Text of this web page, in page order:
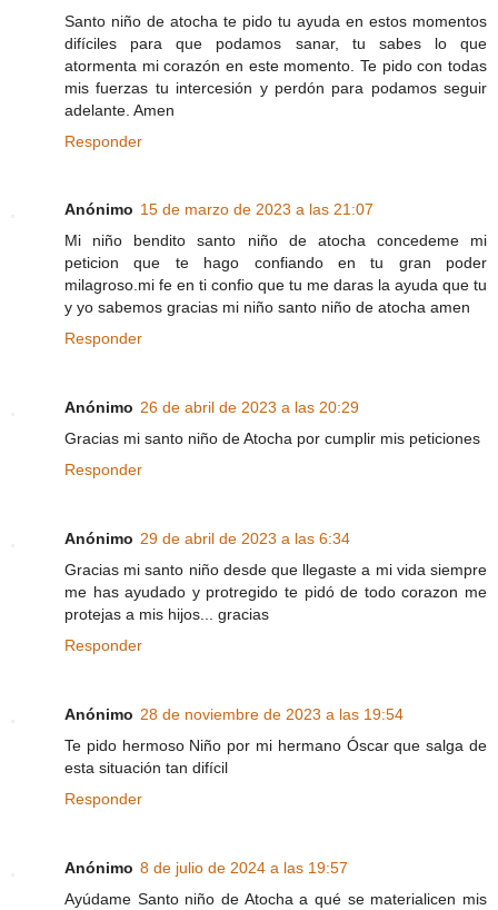
Santo niño de atocha te pido tu ayuda en estos momentos
difíciles para que podamos sanar, tu sabes lo que
atormenta mi corazón en este momento. Te pido con todas
mis fuerzas tu intercesión y perdón para podamos seguir
adelante. Amen
Responder
Anónimo 15 de marzo de 2023 a las 21:07
Mi niño bendito santo niño de atocha concedeme mi
peticion que te hago confiando en tu gran poder
milagroso.mi fe en ti confio que tu me daras la ayuda que tu
y yo sabemos gracias mi niño santo niño de atocha amen
Responder
Anónimo 26 de abril de 2023 a las 20:29
Gracias mi santo niño de Atocha por cumplir mis peticiones
Responder
Anónimo 29 de abril de 2023 a las 6:34
Gracias mi santo niño desde que llegaste a mi vida siempre
me has ayudado y protregido te pidó de todo corazon me
protejas a mis hijos... gracias
Responder
Anónimo 28 de noviembre de 2023 a las 19:54
Te pido hermoso Niño por mi hermano Óscar que salga de
esta situación tan difícil
Responder
Anónimo 8 de julio de 2024 a las 19:57
Ayúdame Santo niño de Atocha a qué se materialicen mis